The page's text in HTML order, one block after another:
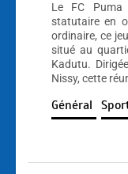
Le FC Puma
statutaire en
ordinaire, ce
situé au
Kadutu.
Nissy, cette
Général